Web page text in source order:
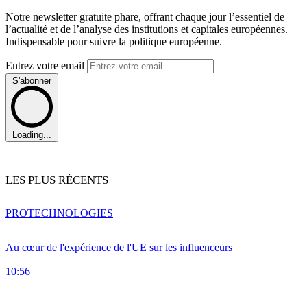
Notre newsletter gratuite phare, offrant chaque jour l’essentiel de
l’actualité et de l’analyse des institutions et capitales européennes.
Indispensable pour suivre la politique européenne.
Entrez votre email
S'abonner
Loading...
LES PLUS RÉCENTS
Au cœur de l'expérience de l'UE sur les influenceurs
10:56
PROTECHNOLOGIES